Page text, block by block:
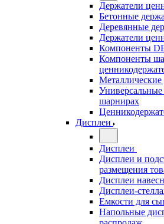
Держатели
Бетонные
Деревянные
Держатели
Компоненты
Компоненты
шарнирах
Дисплеи
Дисплеи
Дисплеи и
размещения
Дисплеи
Дисплеи-
Емкости для
Напольные